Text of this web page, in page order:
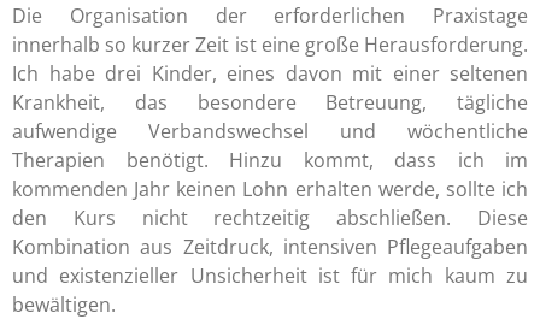
Die Organisation der erforderlichen Praxistage
innerhalb so kurzer Zeit ist eine große Herausforderung.
Ich habe drei Kinder, eines davon mit einer seltenen
Krankheit, das besondere Betreuung, tägliche
aufwendige Verbandswechsel und wöchentliche
Therapien benötigt. Hinzu kommt, dass ich im
kommenden Jahr keinen Lohn erhalten werde, sollte ich
den Kurs nicht rechtzeitig abschließen. Diese
Kombination aus Zeitdruck, intensiven Pflegeaufgaben
und existenzieller Unsicherheit ist für mich kaum zu
bewältigen.